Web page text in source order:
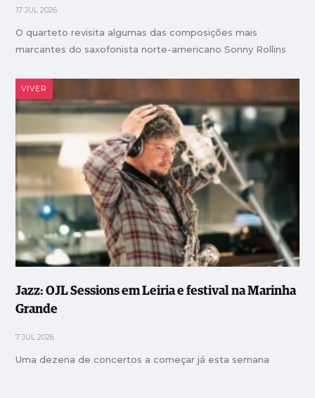
17 JUL 2026
O quarteto revisita algumas das composições mais
marcantes do saxofonista norte-americano Sonny Rollins
VIVER
Jazz: OJL Sessions em Leiria e festival na Marinha
Grande
7 JUL 2026
Uma dezena de concertos a começar já esta semana